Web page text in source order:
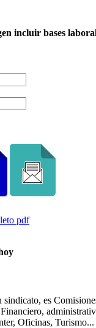
incluir bases
pdf
es
Oficinas, Turismo...